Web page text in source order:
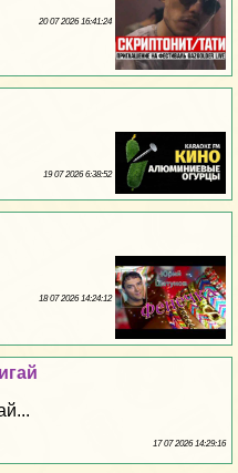
20 07 2026 16:41:24
19 07 2026 6:38:52
18 07 2026 14:24:12
17 07 2026 14:29:16